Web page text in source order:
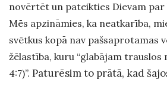
novērtēt un pateikties Dievam par
Mēs apzināmies, ka neatkarība,
svētkus kopā nav pašsaprotamas
žēlastība, kuru “glabājam trauslos
4:7)”. Paturēsim to prātā, kad